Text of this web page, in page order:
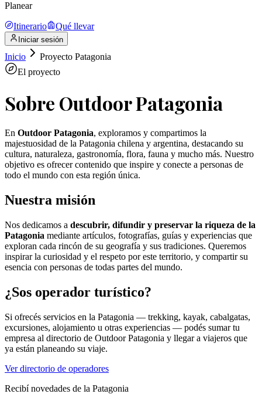
Planear
Itinerario Qué llevar
Iniciar sesión
Inicio
Proyecto Patagonia
El proyecto
Sobre Outdoor Patagonia
En Outdoor Patagonia, exploramos y compartimos la
majestuosidad de la Patagonia chilena y argentina, destacando su
cultura, naturaleza, gastronomía, flora, fauna y mucho más. Nuestro
objetivo es ofrecer contenido que inspire y conecte a personas de
todo el mundo con esta región única.
Nuestra misión
Nos dedicamos a descubrir, difundir y preservar la riqueza de la
Patagonia mediante artículos, fotografías, guías y experiencias que
exploran cada rincón de su geografía y sus tradiciones. Queremos
inspirar la curiosidad y el respeto por este territorio, y compartir su
esencia con personas de todas partes del mundo.
¿Sos operador turístico?
Si ofrecés servicios en la Patagonia — trekking, kayak, cabalgatas,
excursiones, alojamiento u otras experiencias — podés sumar tu
empresa al directorio de Outdoor Patagonia y llegar a viajeros que
ya están planeando su viaje.
Ver directorio de operadores
Recibí novedades de la Patagonia